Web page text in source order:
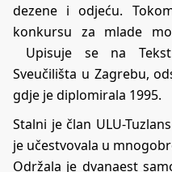
dezene i odjeću.
konkursu za mlade
Upisuje se na
Sveučilišta u Zagrebu,
gdje je diplomirala 1995.
Stalni je član ULU-
je učestvovala u
Održala je dvanaest